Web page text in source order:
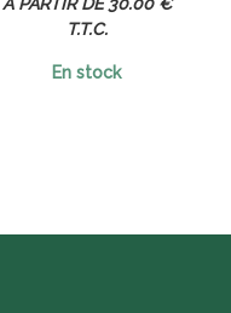
T.T.C.
En stock